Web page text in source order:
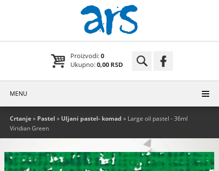
Proizvodi:0
Ukupno:0,00 RSD
MENU
Crtanje» Pastel » Uljani pastel- komad » Large oil pastel - 36ml
Viridian Green